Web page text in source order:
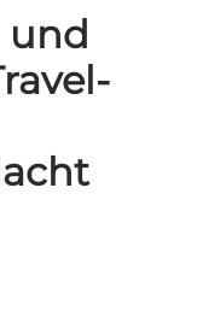
und